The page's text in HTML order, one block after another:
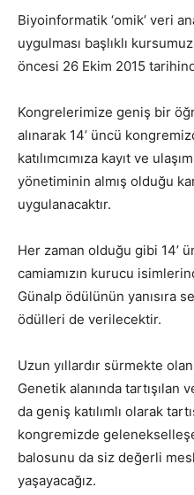
Biyoinformatik ‘omik’ veri
uygulması başlıklı
öncesi 26 Ekim 2015
Kongrelerimize geniş bir
alınarak 14’ üncü
katılımcımıza kayıt ve
yönetiminin almış olduğu
uygulanacaktır.
Her zaman olduğu gibi 14’
camiamızın kurucu
Günalp ödülünün yanısıra
ödülleri de verilecektir.
Uzun yıllardır sürmekte
Genetik alanında tartışılan
da geniş katılımlı olarak
kongremizde
balosunu da siz değerli
yaşayacağız.